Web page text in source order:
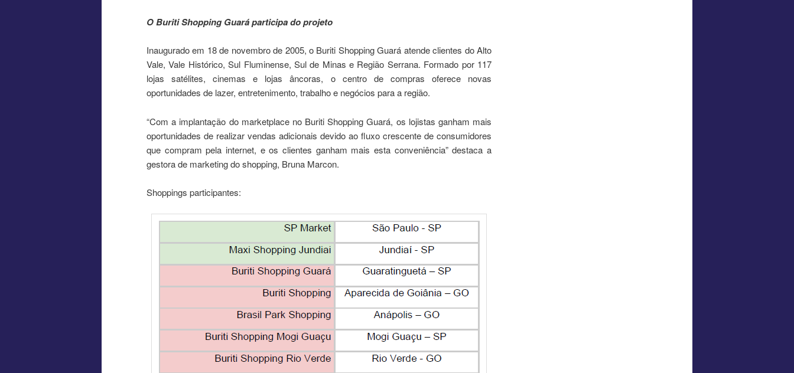
O Buriti Shopping Guará participa do projeto
Inaugurado em 18 de novembro de 2005, o Buriti Shopping Guará atende clientes do Alto
Vale, Vale Histórico, Sul Fluminense, Sul de Minas e Região Serrana. Formado por 117
lojas satélites, cinemas e lojas âncoras, o centro de compras oferece novas
oportunidades de lazer, entretenimento, trabalho e negócios para a região.
“Com a implantação do marketplace no Buriti Shopping Guará, os lojistas ganham mais
oportunidades de realizar vendas adicionais devido ao fluxo crescente de consumidores
que compram pela internet, e os clientes ganham mais esta conveniência” destaca a
gestora de marketing do shopping, Bruna Marcon.
Shoppings participantes: